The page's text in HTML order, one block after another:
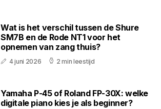
Wat is het verschil tussen de Shure
SM7B en de Rode NT1 voor het
opnemen van zang thuis?
4 juni 2026 2 min leestijd
Yamaha P-45 of Roland FP-30X: welke
digitale piano kies je als beginner?